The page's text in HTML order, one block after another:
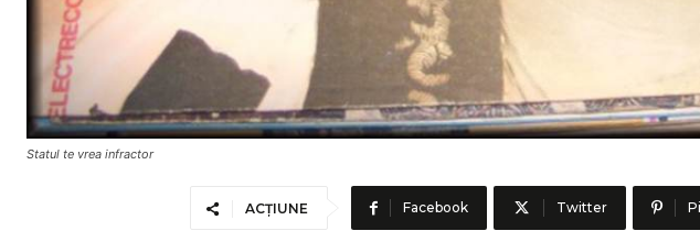
Statul te vrea infractor
ACȚIUNE Facebook Twitter